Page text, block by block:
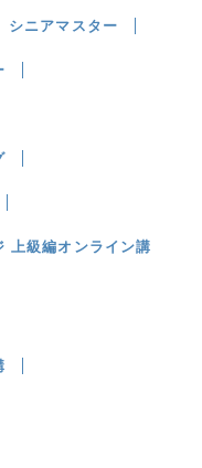
シニアマスター
上級編オンライン講